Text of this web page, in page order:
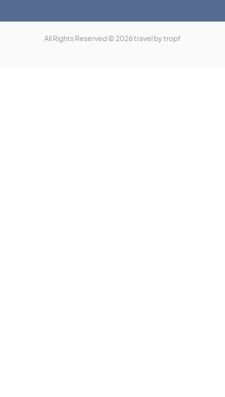
All Rights Reserved © 2026 travel by tropf